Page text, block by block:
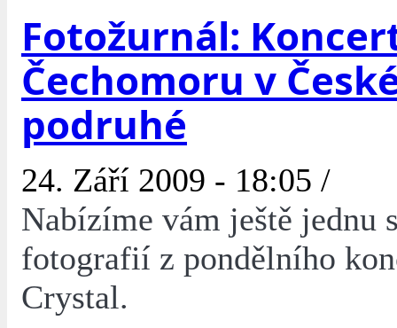
Fotožurnál:
Čechomoru v
podruhé
24. Září 2009 - 18:05 /
Nabízíme vám ještě jednu
fotografií z pondělního
Crystal.